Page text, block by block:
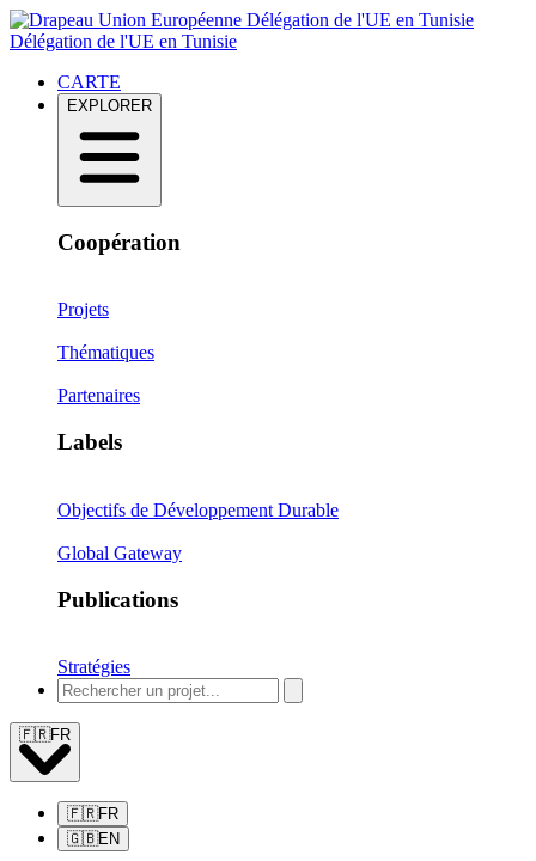
Délégation de l'UE en Tunisie
Délégation de l'UE en Tunisie
CARTE
EXPLORER
Coopération
Projets
Thématiques
Partenaires
Labels
Objectifs de Développement Durable
Global Gateway
Publications
Stratégies
🇫🇷FR
🇫🇷FR
🇬🇧EN